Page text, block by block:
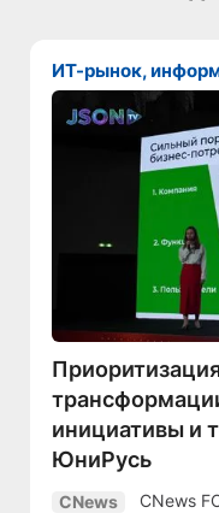
ИТ-рынок,
инициативы и
ЮниРусь
CNews
CNews